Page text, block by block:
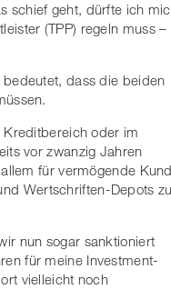
schief geht, dürfte ich
(TPP) regeln muss –
dass die beiden
Kreditbereich oder im
vor zwanzig Jahren
für vermögende
Wertschriften-Depots zu
nun sogar sanktioniert
für meine Investment-
vielleicht noch